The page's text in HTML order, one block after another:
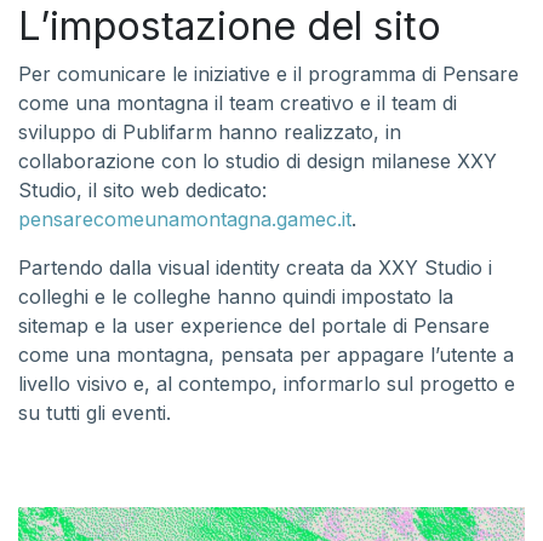
L’impostazione del sito
Per comunicare le iniziative e il programma di Pensare
come una montagna il team creativo e il team di
sviluppo di Publifarm hanno realizzato, in
collaborazione con lo studio di design milanese XXY
Studio, il sito web dedicato:
pensarecomeunamontagna.gamec.it.
Partendo dalla visual identity creata da XXY Studio i
colleghi e le colleghe hanno quindi impostato la
sitemap e la user experience del portale di Pensare
come una montagna, pensata per appagare l’utente a
livello visivo e, al contempo, informarlo sul progetto e
su tutti gli eventi.